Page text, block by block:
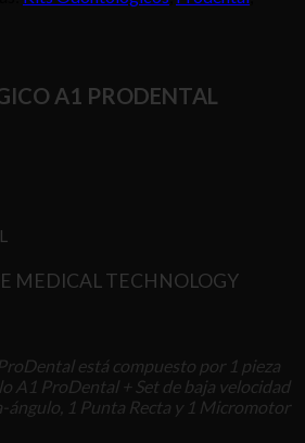
A1 PRODENTAL
MEDICAL TECHNOLOGY
está compuesto por 1 pieza
A1 ProDental + Set de baja velocidad
ángulo, 1 Punta Recta y 1 Micromotor